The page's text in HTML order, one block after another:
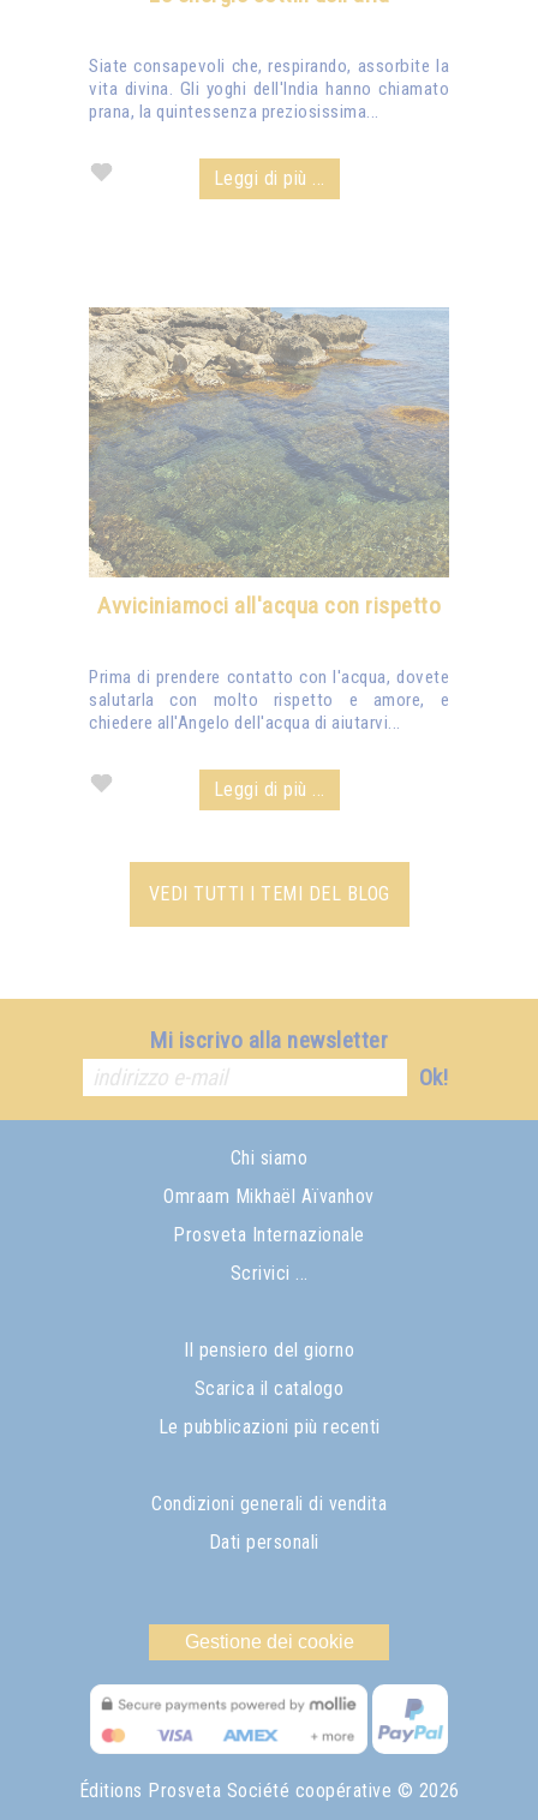
Siate consapevoli che, respirando, assorbite la
vita divina. Gli yoghi dell'India hanno chiamato
prana, la quintessenza preziosissima...
Leggi di più ...
Avviciniamoci all'acqua con rispetto
Prima di prendere contatto con l'acqua, dovete
salutarla con molto rispetto e amore, e
chiedere all'Angelo dell'acqua di aiutarvi...
Leggi di più ...
VEDI TUTTI I TEMI DEL BLOG
Mi iscrivo alla newsletter
Ok!
Chi siamo
Omraam Mikhaël Aïvanhov
Prosveta Internazionale
Scrivici ...
Il pensiero del giorno
Scarica il catalogo
Le pubblicazioni più recenti
Condizioni generali di vendita
Dati personali
Gestione dei cookie
Éditions Prosveta Société coopérative © 2026